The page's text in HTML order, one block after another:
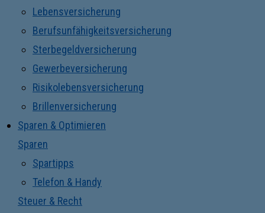
Lebensversicherung
Berufsunfähigkeitsversicherung
Sterbegeldversicherung
Gewerbeversicherung
Risikolebensversicherung
Brillenversicherung
Sparen & Optimieren
Sparen
Spartipps
Telefon & Handy
Steuer & Recht